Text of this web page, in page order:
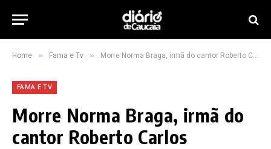
Home » Fama e Tv » Morre Norma Braga, irmã do cantor Roberto Carlos
FAMA E TV
Morre Norma Braga, irmã do
cantor Roberto Carlos